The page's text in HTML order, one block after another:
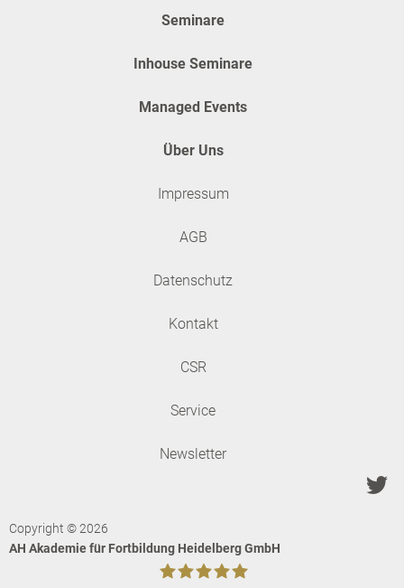
Seminare
Inhouse Seminare
Managed Events
Über Uns
Impressum
AGB
Datenschutz
Kontakt
CSR
Service
Newsletter
Copyright © 2026
AH Akademie für Fortbildung Heidelberg GmbH